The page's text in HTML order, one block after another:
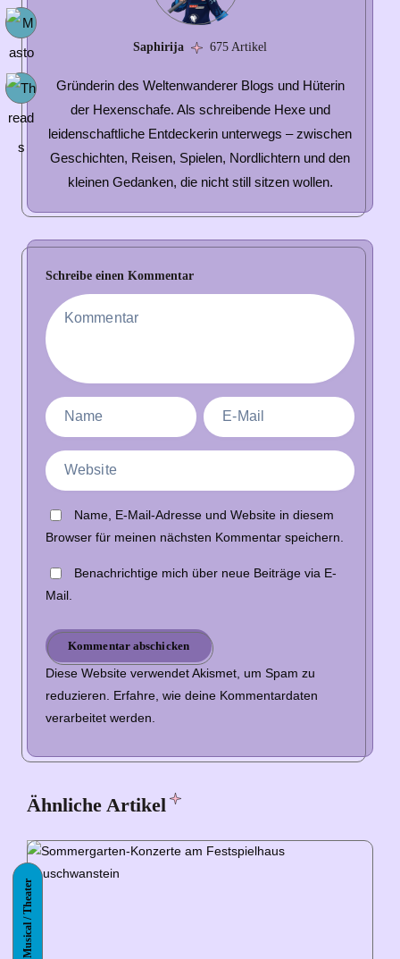
Saphirija 675 Artikel
Gründerin des Weltenwanderer Blogs und Hüterin
der Hexenschafe. Als schreibende Hexe und
leidenschaftliche Entdeckerin unterwegs – zwischen
Geschichten, Reisen, Spielen, Nordlichtern und den
kleinen Gedanken, die nicht still sitzen wollen.
Schreibe einen Kommentar
Name, E-Mail-Adresse und Website in diesem
Browser für meinen nächsten Kommentar speichern.
Benachrichtige mich über neue Beiträge via E-
Mail.
Kommentar abschicken
Diese Website verwendet Akismet, um Spam zu
reduzieren. Erfahre, wie deine Kommentardaten
verarbeitet werden.
Ähnliche Artikel
Musical / Theater